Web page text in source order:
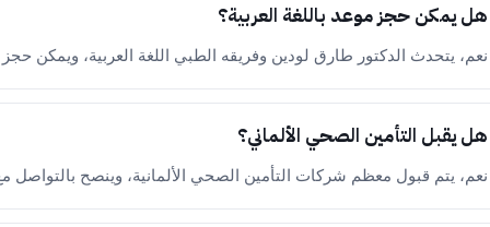
هل يمكن حجز موعد باللغة العربية؟
نعم، يتحدث الدكتور طارق لودين وفريقه الطبي اللغة العربية، ويمكن
هل يقبل التأمين الصحي الألماني؟
نعم، يتم قبول معظم شركات التأمين الصحي الألمانية، وينصح بالتواصل